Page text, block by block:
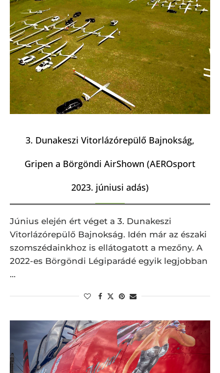
3. Dunakeszi Vitorlázórepülő Bajnokság,
Gripen a Börgöndi AirShown (AEROsport
2023. júniusi adás)
Június elején ért véget a 3. Dunakeszi
Vitorlázórepülő Bajnokság. Idén már az északi
szomszédainkhoz is ellátogatott a mezőny. A
2022-es Börgöndi Légiparádé egyik legjobban
…